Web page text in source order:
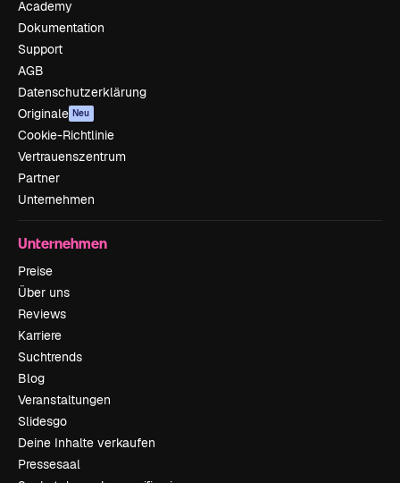
Academy
Dokumentation
Support
AGB
Datenschutzerklärung
Originale Neu
Cookie-Richtlinie
Vertrauenszentrum
Partner
Unternehmen
Unternehmen
Preise
Über uns
Reviews
Karriere
Suchtrends
Blog
Veranstaltungen
Slidesgo
Deine Inhalte verkaufen
Pressesaal